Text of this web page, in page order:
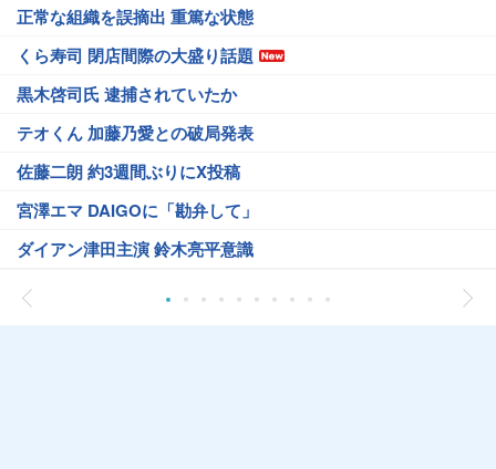
正常な組織を誤摘出 重篤な状態
くら寿司 閉店間際の大盛り話題
黒木啓司氏 逮捕されていたか
テオくん 加藤乃愛との破局発表
佐藤二朗 約3週間ぶりにX投稿
宮澤エマ DAIGOに「勘弁して」
ダイアン津田主演 鈴木亮平意識